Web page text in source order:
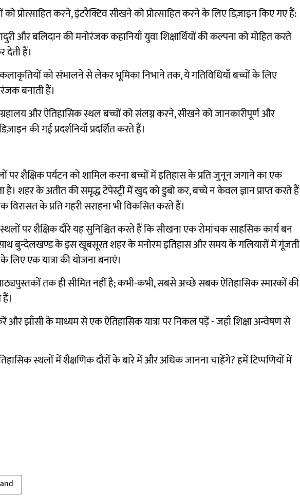
को प्रोत्साहित करने, इंटरैक्टिव सीखने को प्रोत्साहित करने के लिए डिज़ाइन किए गए हैं:
और बलिदान की मनोरंजक कहानियाँ युवा शिक्षार्थियों की कल्पना को मोहित करते
देती हैं।
कलाकृतियों को संभालने से लेकर भूमिका निभाने तक, ये गतिविधियाँ बच्चों के लिए
बनाती हैं।
और ऐतिहासिक स्थल बच्चों को संलग्न करने, सीखने को जानकारीपूर्ण और
की गई प्रदर्शनियाँ प्रदर्शित करते हैं।
पर शैक्षिक पर्यटन को शामिल करना बच्चों में इतिहास के प्रति जुनून जगाने का एक
शहर के अतीत की समृद्ध टेपेस्ट्री में खुद को डुबो कर, बच्चे न केवल ज्ञान प्राप्त करते हैं
के प्रति गहरी सराहना भी विकसित करते हैं।
पर शैक्षिक दौरे यह सुनिश्चित करते हैं कि सीखना एक रोमांचक साहसिक कार्य बन
बुन्देलखण्ड के इस खूबसूरत शहर के मनोरम इतिहास और समय के गलियारों में गूंजती
लिए एक यात्रा की योजना बनाएं।
तक ही सीमित नहीं है; कभी-कभी, सबसे अच्छे सबक ऐतिहासिक स्मारकों की
और झाँसी के माध्यम से एक ऐतिहासिक यात्रा पर निकल पड़ें - जहाँ शिक्षा अन्वेषण से
स्थलों में शैक्षणिक दौरों के बारे में और अधिक जानना चाहेंगे? हमें टिप्पणियों में